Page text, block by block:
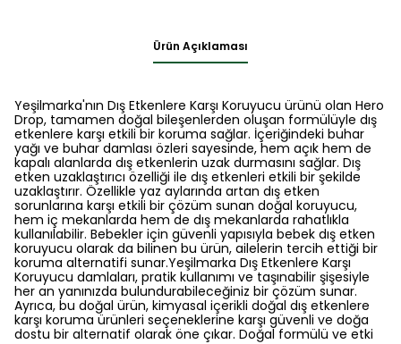
Ürün Açıklaması
Yeşilmarka'nın Dış Etkenlere Karşı Koruyucu ürünü olan Hero
Drop, tamamen doğal bileşenlerden oluşan formülüyle dış
etkenlere karşı etkili bir koruma sağlar. İçeriğindeki buhar
yağı ve buhar damlası özleri sayesinde, hem açık hem de
kapalı alanlarda dış etkenlerin uzak durmasını sağlar. Dış
etken uzaklaştırıcı özelliği ile dış etkenleri etkili bir şekilde
uzaklaştırır. Özellikle yaz aylarında artan dış etken
sorunlarına karşı etkili bir çözüm sunan doğal koruyucu,
hem iç mekanlarda hem de dış mekanlarda rahatlıkla
kullanılabilir. Bebekler için güvenli yapısıyla bebek dış etken
koruyucu olarak da bilinen bu ürün, ailelerin tercih ettiği bir
koruma alternatifi sunar.Yeşilmarka Dış Etkenlere Karşı
Koruyucu damlaları, pratik kullanımı ve taşınabilir şişesiyle
her an yanınızda bulundurabileceğiniz bir çözüm sunar.
Ayrıca, bu doğal ürün, kimyasal içerikli doğal dış etkenlere
karşı koruma ürünleri seçeneklerine karşı güvenli ve doğa
dostu bir alternatif olarak öne çıkar. Doğal formülü ve etki